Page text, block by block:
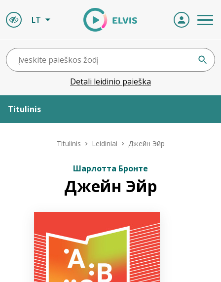
LT
Detali leidinio paieška
Titulinis
ELVIS atvyksta
Bibliotekoms
Titulinis Leidiniai Джейн Эйр
Шарлотта Бронте
Джейн Эйр